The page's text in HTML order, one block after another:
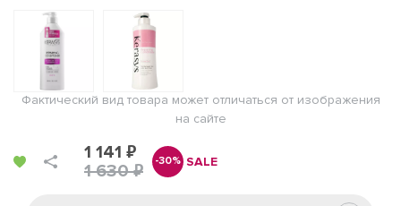
Фактический вид товара может отличаться от изображения
на сайте
1 141 ₽
1 630 ₽
-30% SALE